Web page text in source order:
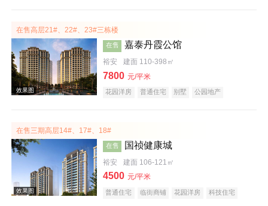
效果图
效果图
在售高层21#、22#、23#三栋楼
在售 嘉泰丹霞公馆
裕安 建面 110-398㎡
7800 元/平米
花园洋房 普通住宅 别墅
公园地产
在售三期高层14#、17#、18#
在售 国祯健康城
裕安 建面 106-121㎡
4500 元/平米
普通住宅 临街商铺 花园洋房
科技住宅